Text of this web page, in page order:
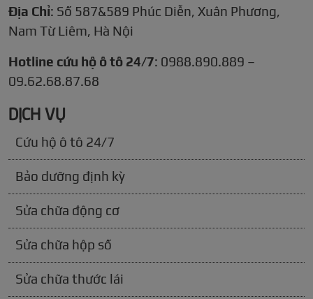
Địa Chỉ: Số 587&589 Phúc Diễn, Xuân Phương,
Nam Từ Liêm, Hà Nội
Hotline cứu hộ ô tô 24/7: 0988.890.889 –
09.62.68.87.68
DỊCH VỤ
Cứu hộ ô tô 24/7
Bảo dưỡng định kỳ
Sửa chữa động cơ
Sửa chữa hộp số
Sửa chữa thước lái